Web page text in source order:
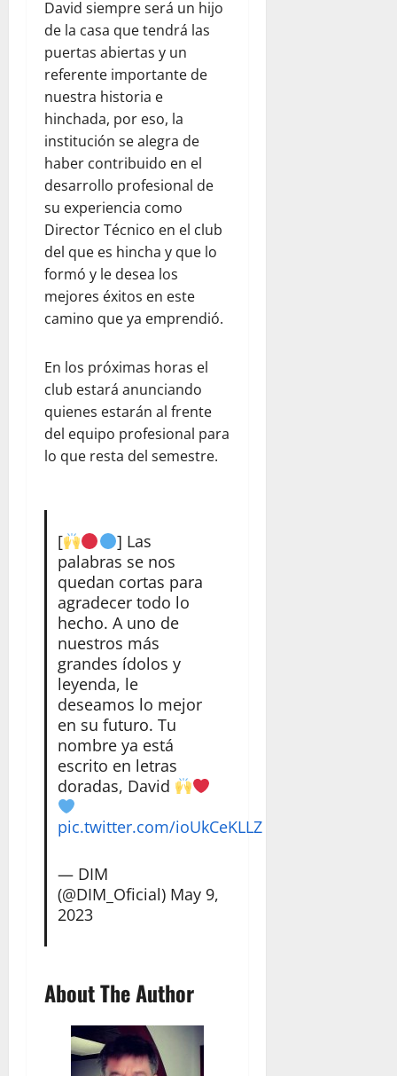
David siempre será un hijo
de la casa que tendrá las
puertas abiertas y un
referente importante de
nuestra historia e
hinchada, por eso, la
institución se alegra de
haber contribuido en el
desarrollo profesional de
su experiencia como
Director Técnico en el club
del que es hincha y que lo
formó y le desea los
mejores éxitos en este
camino que ya emprendió.
En los próximas horas el
club estará anunciando
quienes estarán al frente
del equipo profesional para
lo que resta del semestre.
[
] Las
palabras se nos
quedan cortas para
agradecer todo lo
hecho. A uno de
nuestros más
grandes ídolos y
leyenda, le
deseamos lo mejor
en su futuro. Tu
nombre ya está
escrito en letras
doradas, David
pic.twitter.com/ioUkCeKLLZ
— DIM
(@DIM_Oficial) May 9,
2023
About The Author